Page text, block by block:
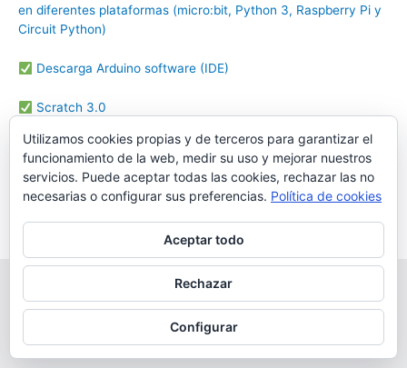
en diferentes plataformas (micro:bit, Python 3, Raspberry Pi y
Circuit Python)
Descarga Arduino software (IDE)
Scratch 3.0
TinkerCAD: Aplicación para el diseño 3D, electrónica y
creación de código.
BlocklyDuino: Entorno de programación para el kit MRT
BeDuino
Copyright © 2026 Robótica Educativa Logix5 | Powered by
Astra para WordPress
Utilizamos cookies propias y de terceros para garantizar el
funcionamiento de la web, medir su uso y mejorar nuestros
servicios. Puede aceptar todas las cookies, rechazar las no
necesarias o configurar sus preferencias. Política de cookies
Aceptar todo
Rechazar
Configurar